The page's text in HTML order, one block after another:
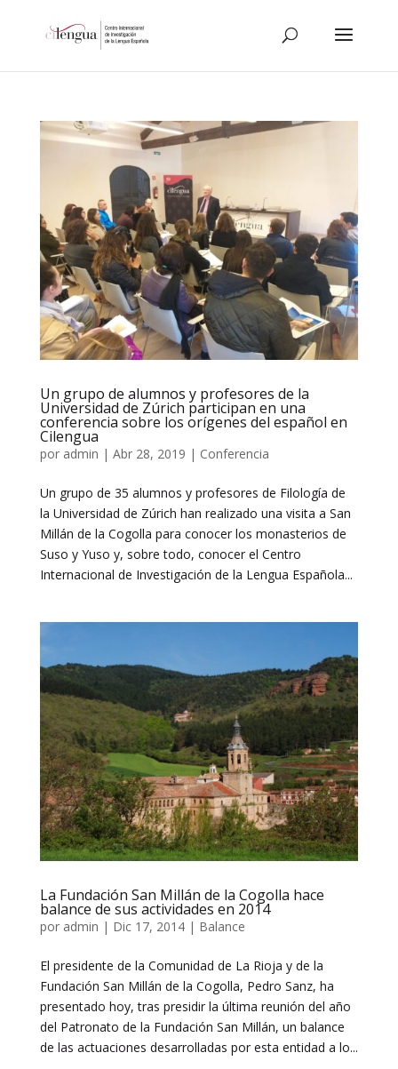
Un grupo de alumnos y profesores de la
Universidad de Zúrich participan en una
conferencia sobre los orígenes del español en
Cilengua
por admin | Abr 28, 2019 | Conferencia
Un grupo de 35 alumnos y profesores de Filología de
la Universidad de Zúrich han realizado una visita a San
Millán de la Cogolla para conocer los monasterios de
Suso y Yuso y, sobre todo, conocer el Centro
Internacional de Investigación de la Lengua Española...
La Fundación San Millán de la Cogolla hace
balance de sus actividades en 2014
por admin | Dic 17, 2014| Balance
El presidente de la Comunidad de La Rioja y de la
Fundación San Millán de la Cogolla, Pedro Sanz, ha
presentado hoy, tras presidir la última reunión del año
del Patronato de la Fundación San Millán, un balance
de las actuaciones desarrolladas por esta entidad a lo...